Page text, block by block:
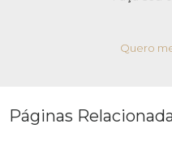
Quero
Páginas